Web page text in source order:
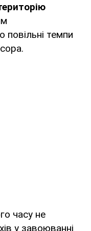
темпи
часу не
у завоюванні